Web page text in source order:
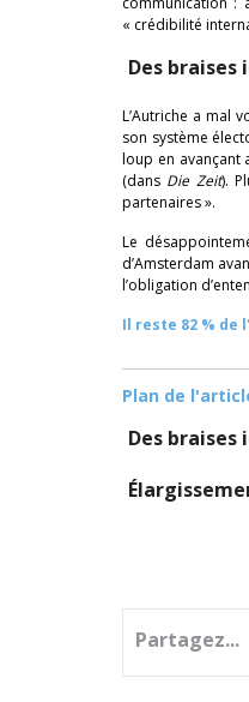
« crédibilité
Des braises
L’Autriche a mal
son système
loup en avançant
(dans Die Zeit).
partenaires ».
Le
d’Amsterdam
l’obligation
Il reste 82 % de
Plan de
Des braises
Partagez...